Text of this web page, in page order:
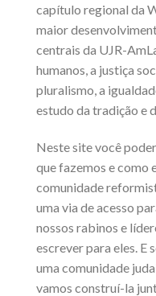
capítulo regional da
maior
centrais da UJR-
humanos, a justiça
pluralismo, a
estudo da tradição e
Neste site você
que fazemos e como
comunidade
uma via de acesso
nossos rabinos e
escrever para eles. E
uma comunidade
vamos construí-la